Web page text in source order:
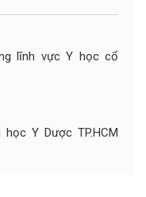
lĩnh vực Y học cổ
Y Dược TP.HCM